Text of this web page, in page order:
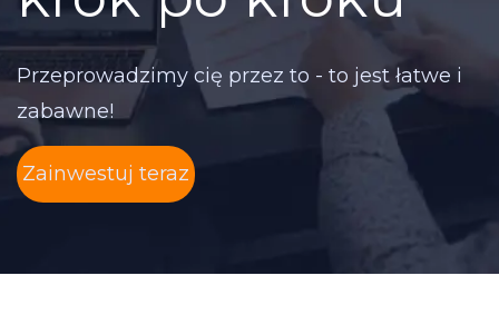
Przeprowadzimy cię przez to - to jest łatwe i
zabawne!
Zainwestuj teraz